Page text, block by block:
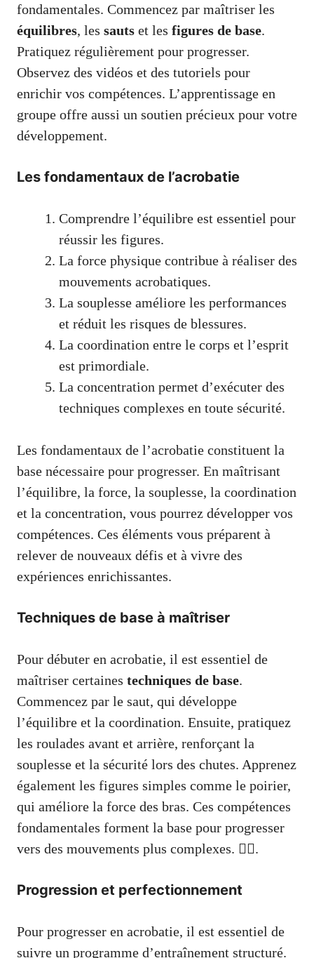
fondamentales. Commencez par maîtriser les
équilibres, les sauts et les figures de base.
Pratiquez régulièrement pour progresser.
Observez des vidéos et des tutoriels pour
enrichir vos compétences. L’apprentissage en
groupe offre aussi un soutien précieux pour votre
développement.
Les fondamentaux de l’acrobatie
Comprendre l’équilibre est essentiel pour
réussir les figures.
La force physique contribue à réaliser des
mouvements acrobatiques.
La souplesse améliore les performances
et réduit les risques de blessures.
La coordination entre le corps et l’esprit
est primordiale.
La concentration permet d’exécuter des
techniques complexes en toute sécurité.
Les fondamentaux de l’acrobatie constituent la
base nécessaire pour progresser. En maîtrisant
l’équilibre, la force, la souplesse, la coordination
et la concentration, vous pourrez développer vos
compétences. Ces éléments vous préparent à
relever de nouveaux défis et à vivre des
expériences enrichissantes.
Techniques de base à maîtriser
Pour débuter en acrobatie, il est essentiel de
maîtriser certaines techniques de base.
Commencez par le saut, qui développe
l’équilibre et la coordination. Ensuite, pratiquez
les roulades avant et arrière, renforçant la
souplesse et la sécurité lors des chutes. Apprenez
également les figures simples comme le poirier,
qui améliore la force des bras. Ces compétences
fondamentales forment la base pour progresser
vers des mouvements plus complexes. 🏃‍♂️.
Progression et perfectionnement
Pour progresser en acrobatie, il est essentiel de
suivre un programme d’entraînement structuré.